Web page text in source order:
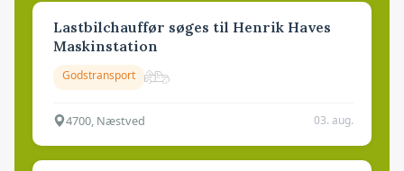
Lastbilchauffør søges til Henrik Haves
Maskinstation
Godstransport
4700, Næstved 03. aug.